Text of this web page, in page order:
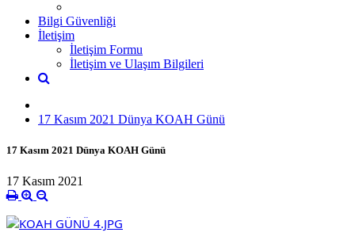
Bilgi Güvenliği
İletişim
İletişim Formu
İletişim ve Ulaşım Bilgileri
17 Kasım 2021 Dünya KOAH Günü
17 Kasım 2021 Dünya KOAH Günü
17 Kasım 2021